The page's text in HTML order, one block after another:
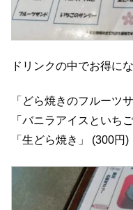
ドリンクの中でお得に
「どら焼きのフルーツ
「バニラアイスといち
「生どら焼き」 (300円)